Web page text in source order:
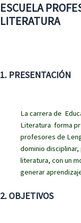
ESCUELA
LITERATURA
1. PRESENTACIÓN
La carrera de
Literatura forma
profesores de
dominio
literatura, con un
generar
2. OBJETIVOS